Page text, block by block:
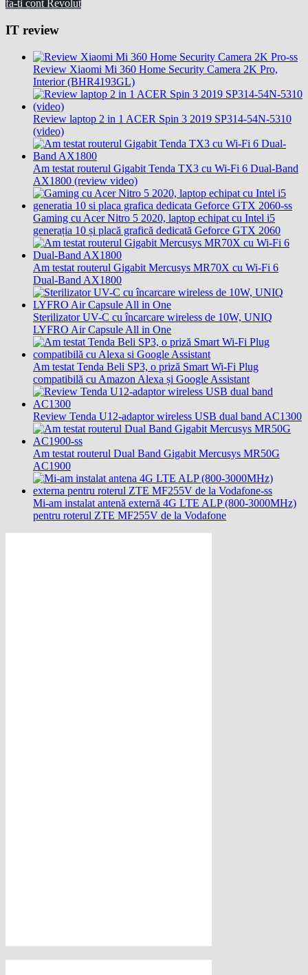
fa-ti cont Revolut
IT review
Review Xiaomi Mi 360 Home Security Camera 2K Pro,
Interior (BHR4193GL)
Review laptop 2 in 1 ACER Spin 3 2019 SP314-54N-5310
(video)
Am testat routerul Gigabit Tenda TX3 cu Wi-Fi 6 Dual-Band
AX1800 (review video)
Gaming cu Acer Nitro 5 2020, laptop echipat cu Intel i5
generația 10 și placă grafică dedicată Geforce GTX 2060
Am testat routerul Gigabit Mercusys MR70X cu Wi-Fi 6
Dual-Band AX1800
Sterilizator UV-C cu încarcare wireless de 10W, UNIQ
LYFRO Air Capsule All in One
Am testat Tenda Beli SP3, o priză Smart Wi-Fi Plug
compatibilă cu Amazon Alexa și Google Assistant
Review Tenda U12-adaptor wireless USB dual band AC1300
Am testat routerul Dual Band Gigabit Mercusys MR50G
AC1900
Mi-am instalat antenă externă 4G LTE ALP (800-3000MHz)
pentru roterul ZTE MF255V de la Vodafone